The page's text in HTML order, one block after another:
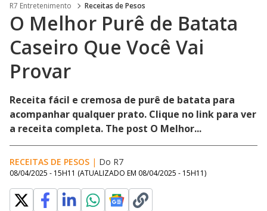
R7 Entretenimento Receitas de Pesos
O Melhor Purê de Batata
Caseiro Que Você Vai
Provar
Receita fácil e cremosa de purê de batata para
acompanhar qualquer prato. Clique no link para ver
a receita completa. The post O Melhor...
RECEITAS DE PESOS | Do R7
08/04/2025 - 15H11 (ATUALIZADO EM 08/04/2025 - 15H11)